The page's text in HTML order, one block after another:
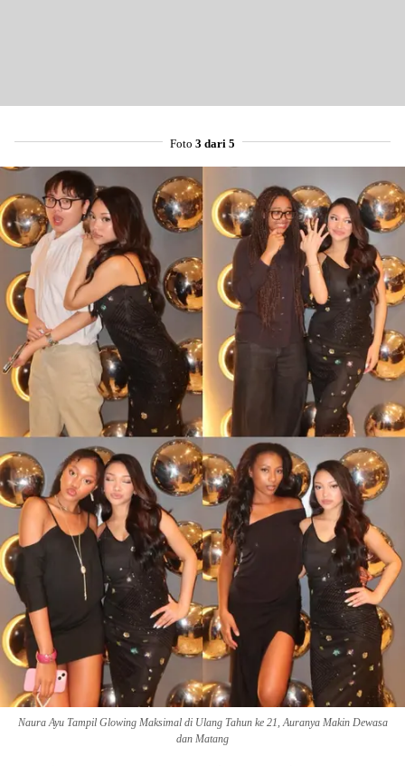
Foto 3 dari 5
Naura Ayu Tampil Glowing Maksimal di Ulang Tahun ke 21, Auranya Makin Dewasa
dan Matang